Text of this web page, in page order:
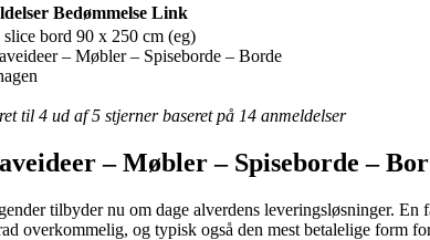
Bedømmelse Link
bord 90 x 250 cm (eg)
– Møbler – Spiseborde – Borde
til 4 ud af 5 stjerner baseret på 14 anmeldelser
– Møbler – Spiseborde –
tilbyder nu om dage alverdens leveringsløsninger.
overkommelig, og typisk også den mest betalelige form